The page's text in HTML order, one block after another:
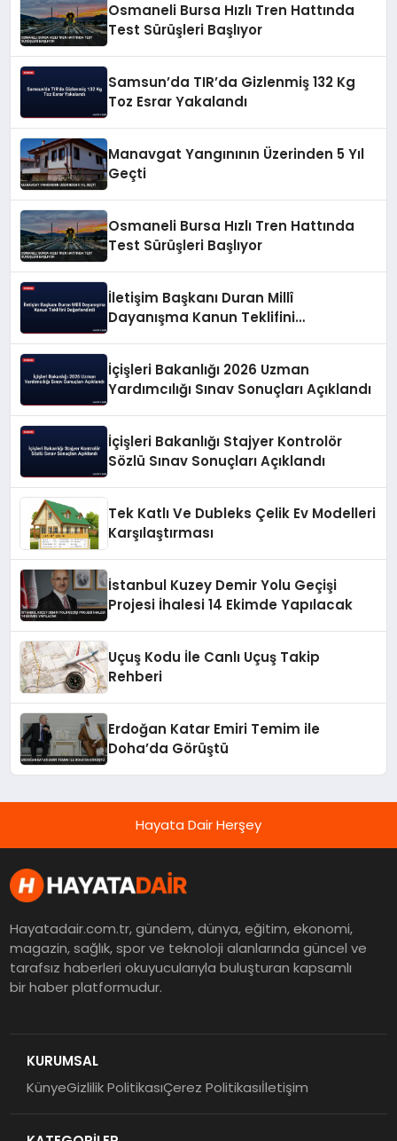
Osmaneli Bursa Hızlı Tren Hattında
Test Sürüşleri Başlıyor
Samsun’da TIR’da Gizlenmiş 132 Kg
Toz Esrar Yakalandı
Manavgat Yangınının Üzerinden 5 Yıl
Geçti
Osmaneli Bursa Hızlı Tren Hattında
Test Sürüşleri Başlıyor
İletişim Başkanı Duran Millî
Dayanışma Kanun Teklifini
İçişleri Bakanlığı 2026 Uzman
Yardımcılığı Sınav Sonuçları Açıklandı
İçişleri Bakanlığı Stajyer Kontrolör
Sözlü Sınav Sonuçları Açıklandı
Tek Katlı Ve Dubleks Çelik Ev Modelleri
Karşılaştırması
İstanbul Kuzey Demir Yolu Geçişi
Projesi İhalesi 14 Ekimde Yapılacak
Uçuş Kodu İle Canlı Uçuş Takip
Rehberi
Erdoğan Katar Emiri Temim ile
Doha’da Görüştü
Hayata Dair Herşey
Hayatadair.com.tr, gündem, dünya, eğitim, ekonomi,
magazin, sağlık, spor ve teknoloji alanlarında güncel ve
tarafsız haberleri okuyucularıyla buluşturan kapsamlı
bir haber platformudur.
KURUMSAL
KünyeGizlilik PolitikasıÇerez Politikasıİletişim